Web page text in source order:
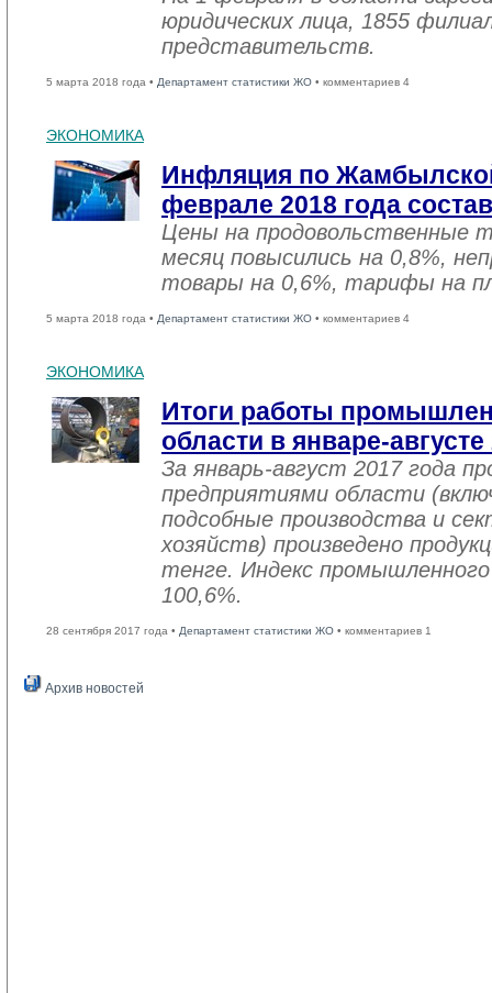
юридических лица, 1855
представительств.
5 марта 2018 года • Департамент статистики ЖО • комментариев 4
ЭКОНОМИКА
Инфляция по
феврале 2018 года
Цены на продовольственные
месяц повысились на 0,8%,
товары на 0,6%, тарифы на
5 марта 2018 года • Департамент статистики ЖО • комментариев 4
ЭКОНОМИКА
Итоги работы
области в январе-августе
За январь-август 2017 года
предприятиями области
подсобные производства и
хозяйств) произведено
тенге. Индекс
100,6%.
28 сентября 2017 года • Департамент статистики ЖО • комментариев 1
Архив новостей